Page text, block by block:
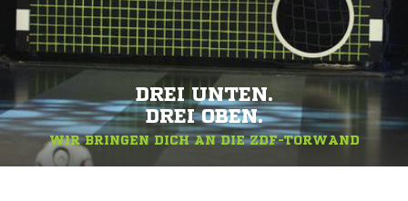
DREI UNTEN.
DREI OBEN.
WIR BRINGEN DICH AN DIE ZDF-TORWAND